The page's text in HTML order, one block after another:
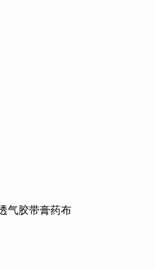
气胶带膏药布